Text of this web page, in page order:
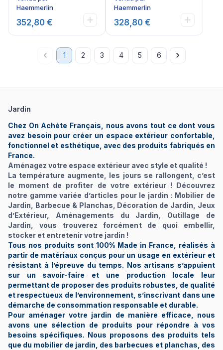
Haemmerlin
352,80 €
Haemmerlin
328,80 €
1 2 3 4 5 6
Jardin
Chez On Achète Français, nous avons tout ce dont vous
avez besoin pour créer un espace extérieur confortable,
fonctionnel et esthétique, avec des produits fabriqués en
France.
Aménagez votre espace extérieur avec style et qualité !
La température augmente, les jours se rallongent, c’est
le moment de profiter de votre extérieur ! Découvrez
notre gamme variée d’articles pour le jardin : Mobilier de
Jardin, Barbecue & Planchas, Décoration de Jardin, Jeux
d’Extérieur, Aménagements du Jardin, Outillage de
Jardin, vous trouverez forcément de quoi embellir,
stocker et entretenir votre jardin !
Tous nos produits sont 100% Made in France, réalisés à
partir de matériaux conçus pour un usage en extérieur et
résistant à l’épreuve du temps. Nos artisans s’appuient
sur un savoir-faire et une production locale leur
permettant de proposer des produits robustes, de qualité
et respectueux de l’environnement, s’inscrivant dans une
démarche de consommation responsable et durable.
Pour aménager votre jardin de manière efficace, nous
avons une sélection de produits pour répondre à vos
besoins spécifiques. Nous proposons des produits tels
que du mobilier de jardin, des barbecues et planchas, des